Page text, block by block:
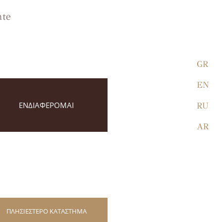
GR
EN
RU
AR
ΕΝΔΙΑΦΕΡΟΜΑΙ
ΠΛΗΣΙΕΣΤΕΡΟ ΚΑΤΑΣΤΗΜΑ